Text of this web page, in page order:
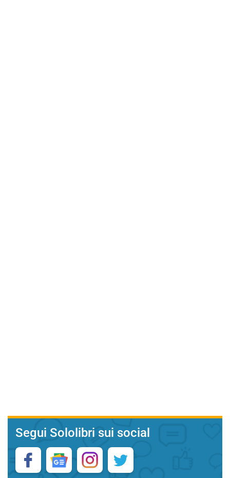
Segui Sololibri sui social